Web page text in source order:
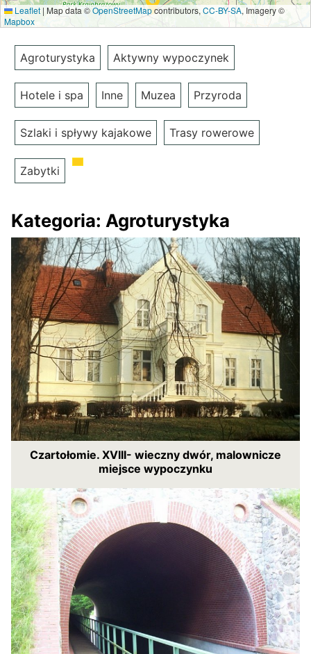
Leaflet | Map data ©OpenStreetMapcontributors, CC-BY-SA, Imagery ©
Mapbox
Agroturystyka Aktywny wypoczynek
Hotele i spa Inne Muzea Przyroda
Szlaki i spływy kajakowe Trasy rowerowe
Zabytki
Kategoria: Agroturystyka
Czartołomie. XVIII- wieczny dwór, malownicze
miejsce wypoczynku